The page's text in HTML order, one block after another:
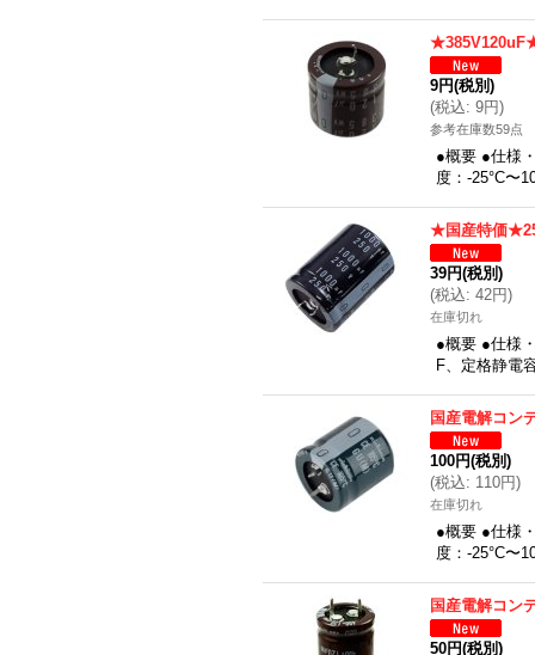
9円(税別)
(税込: 9円)
参考在庫数59点
●概要 ●仕様
度：-25°C〜
★国産特価
39円(税別)
(税込: 42円)
在庫切れ
●概要 ●仕様
F、定格静電
国産電解コン
100円(税別)
(税込: 110円)
在庫切れ
●概要 ●仕様
度：-25°C〜
国産電解コン
50円(税別)